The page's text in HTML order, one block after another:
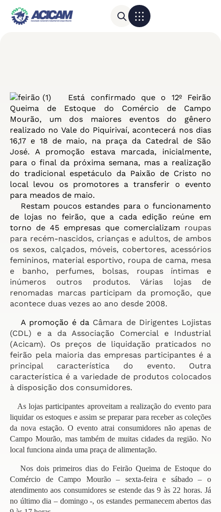
Está confirmado que o 12º Feirão
Queima de Estoque do Comércio de Campo
Mourão, um dos maiores eventos do gênero
realizado no Vale do Piquirivaí, acontecerá nos dias
16,17 e 18 de maio, na praça da Catedral de São
José. A promoção estava marcada, inicialmente,
para o final da próxima semana, mas a realização
do tradicional espetáculo da Paixão de Cristo no
local levou os promotores a transferir o evento
para meados de maio.
Restam poucos estandes para o funcionamento
de lojas no feirão, que a cada edição reúne em
torno de 45 empresas que comercializam roupas
para recém-nascidos, crianças e adultos, de ambos
os sexos, calçados, móveis, cobertores, acessórios
femininos, material esportivo, roupa de cama, mesa
e banho, perfumes, bolsas, roupas íntimas e
inúmeros outros produtos. Várias lojas de
renomadas marcas participam da promoção, que
acontece duas vezes ao ano desde 2008.
A promoção é da Câmara de Dirigentes Lojistas
(CDL) e a da Associação Comercial e Industrial
(Acicam). Os preços de liquidação praticados no
feirão pela maioria das empresas participantes é a
principal característica do evento. Outra
característica é a variedade de produtos colocados
à disposição dos consumidores.
As lojas participantes aproveitam a realização do evento para
liquidar os estoques e assim se preparar para receber as coleções
da nova estação. O evento atrai consumidores não apenas de
Campo Mourão, mas também de muitas cidades da região. No
local funciona ainda uma praça de alimentação.
Nos dois primeiros dias do Feirão Queima de Estoque do
Comércio de Campo Mourão – sexta-feira e sábado – o
atendimento aos consumidores se estende das 9 às 22 horas. Já
no último dia – domingo -, os estandes permanecem abertos das